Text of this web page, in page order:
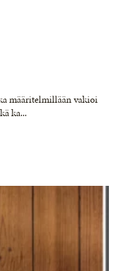
määritelmillään vakioi
ka...